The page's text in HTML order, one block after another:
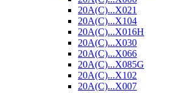
20A(C)...X021
20A(C)...X104
20A(C)...X016H
20A(C)...X030
20A(C)...X066
20A(C)...X085G
20A(C)...X102
20A(C)...X007